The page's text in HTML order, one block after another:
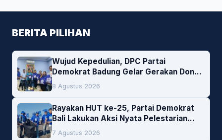
BERITA PILIHAN
Wujud Kepedulian, DPC Partai
Demokrat Badung Gelar Gerakan Donor
Darah
8 Agustus 2026
Rayakan HUT ke-25, Partai Demokrat
Bali Lakukan Aksi Nyata Pelestarian
Lingkungan
7 Agustus 2026